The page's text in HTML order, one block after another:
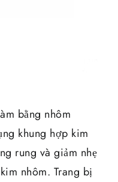
bằng nhôm
khung hợp kim
rung và giảm nhẹ
nhôm. Trang bị